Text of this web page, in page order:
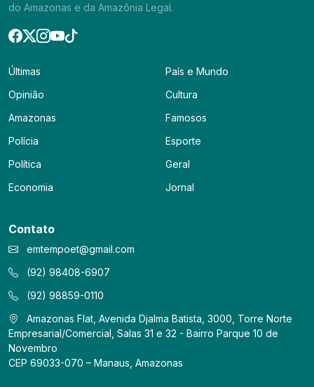
do Amazonas e da Amazônia Legal.
Últimas
Opinião
Amazonas
Polícia
Política
Economia
País e Mundo
Cultura
Famosos
Esporte
Geral
Jornal
Contato
emtempoet@gmail.com
(92) 98408-6907
(92) 98859-0110
Amazonas Flat, Avenida Djalma Batista, 3000, Torre Norte
Empresarial/Comercial, Salas 31 e 32 - Bairro Parque 10 de
Novembro
CEP 69033-070 – Manaus, Amazonas